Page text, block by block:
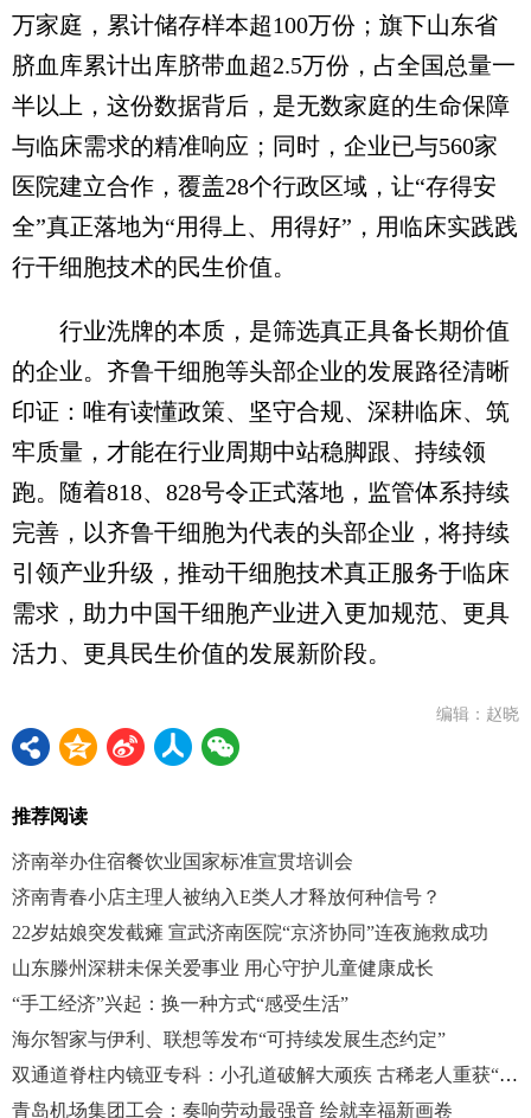
万家庭，累计储存样本超100万份；旗下山东省
脐血库累计出库脐带血超2.5万份，占全国总量一
半以上，这份数据背后，是无数家庭的生命保障
与临床需求的精准响应；同时，企业已与560家
医院建立合作，覆盖28个行政区域，让“存得安
全”真正落地为“用得上、用得好”，用临床实践践
行干细胞技术的民生价值。
行业洗牌的本质，是筛选真正具备长期价值
的企业。齐鲁干细胞等头部企业的发展路径清晰
印证：唯有读懂政策、坚守合规、深耕临床、筑
牢质量，才能在行业周期中站稳脚跟、持续领
跑。随着818、828号令正式落地，监管体系持续
完善，以齐鲁干细胞为代表的头部企业，将持续
引领产业升级，推动干细胞技术真正服务于临床
需求，助力中国干细胞产业进入更加规范、更具
活力、更具民生价值的发展新阶段。
编辑：赵晓
推荐阅读
济南举办住宿餐饮业国家标准宣贯培训会
济南青春小店主理人被纳入E类人才释放何种信号？
22岁姑娘突发截瘫 宣武济南医院“京济协同”连夜施救成功
山东滕州深耕未保关爱事业 用心守护儿童健康成长
“手工经济”兴起：换一种方式“感受生活”
海尔智家与伊利、联想等发布“可持续发展生态约定”
双通道脊柱内镜亚专科：小孔道破解大顽疾 古稀老人重获“直立人生”
青岛机场集团工会：奏响劳动最强音 绘就幸福新画卷